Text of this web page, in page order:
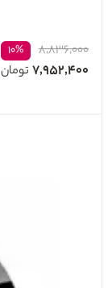
۸,۸۳۶,۰۰۰ ۱۰%
۷,۹۵۲,۴۰۰ تومان